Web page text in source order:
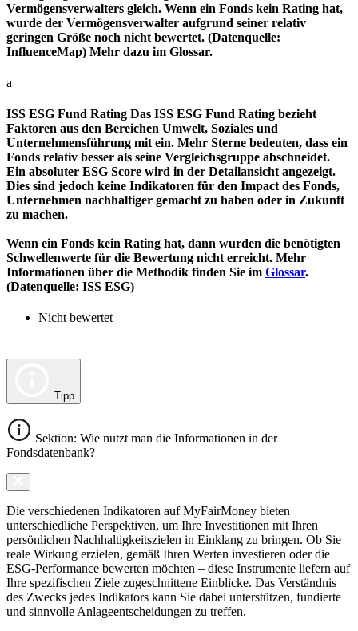
Vermögensverwalters gleich. Wenn ein Fonds kein Rating hat,
wurde der Vermögensverwalter aufgrund seiner relativ
geringen Größe noch nicht bewertet. (Datenquelle:
InfluenceMap) Mehr dazu im Glossar.
a
ISS ESG Fund Rating Das ISS ESG Fund Rating bezieht
Faktoren aus den Bereichen Umwelt, Soziales und
Unternehmensführung mit ein. Mehr Sterne bedeuten, dass ein
Fonds relativ besser als seine Vergleichsgruppe abschneidet.
Ein absoluter ESG Score wird in der Detailansicht angezeigt.
Dies sind jedoch keine Indikatoren für den Impact des Fonds,
Unternehmen nachhaltiger gemacht zu haben oder in Zukunft
zu machen.
Wenn ein Fonds kein Rating hat, dann wurden die benötigten
Schwellenwerte für die Bewertung nicht erreicht. Mehr
Informationen über die Methodik finden Sie im Glossar.
(Datenquelle: ISS ESG)
Nicht bewertet
Tipp
Sektion: Wie nutzt man die Informationen in der
Fondsdatenbank?
Die verschiedenen Indikatoren auf MyFairMoney bieten
unterschiedliche Perspektiven, um Ihre Investitionen mit Ihren
persönlichen Nachhaltigkeitszielen in Einklang zu bringen. Ob Sie
reale Wirkung erzielen, gemäß Ihren Werten investieren oder die
ESG-Performance bewerten möchten – diese Instrumente liefern auf
Ihre spezifischen Ziele zugeschnittene Einblicke. Das Verständnis
des Zwecks jedes Indikators kann Sie dabei unterstützen, fundierte
und sinnvolle Anlageentscheidungen zu treffen.